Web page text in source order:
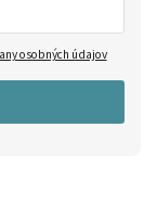
osobných údajov